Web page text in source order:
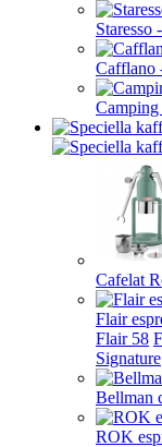
Staresso
Cafflano
Camping
Cafelat
Flair
Flair 58
Signature
Bellman
ROK